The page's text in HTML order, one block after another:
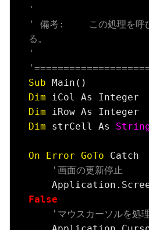
'
' 備考:　　 この処理を呼
る。
'
Sub
Dim
Dim
Dim strCell As
On Error GoTo Catch
'画面の更新停止
False
'マウスカーソルを処